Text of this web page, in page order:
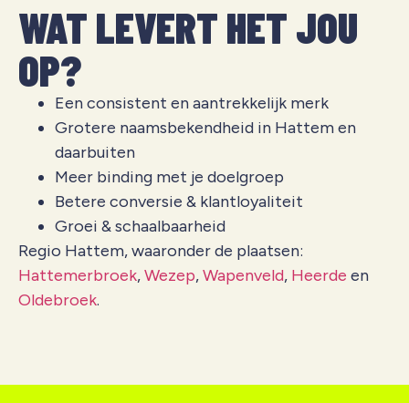
WAT LEVERT HET JOU
OP?
Een consistent en aantrekkelijk merk
Grotere naamsbekendheid in Hattem en
daarbuiten
Meer binding met je doelgroep
Betere conversie & klantloyaliteit
Groei & schaalbaarheid
Regio Hattem, waaronder de plaatsen:
Hattemerbroek,Wezep,Wapenveld, Heerde en
Oldebroek.